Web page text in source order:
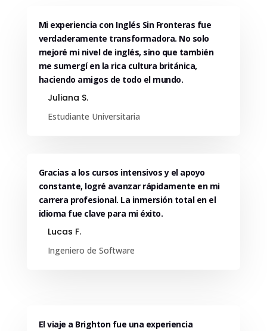
Mi experiencia con Inglés Sin Fronteras fue
verdaderamente transformadora. No solo
mejoré mi nivel de inglés, sino que también
me sumergí en la rica cultura británica,
haciendo amigos de todo el mundo.
Juliana S.
Estudiante Universitaria
Gracias a los cursos intensivos y el apoyo
constante, logré avanzar rápidamente en mi
carrera profesional. La inmersión total en el
idioma fue clave para mi éxito.
Lucas F.
Ingeniero de Software
El viaje a Brighton fue una experiencia